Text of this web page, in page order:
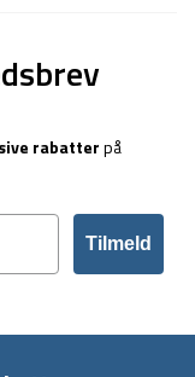
rabatterpå
Tilmeld